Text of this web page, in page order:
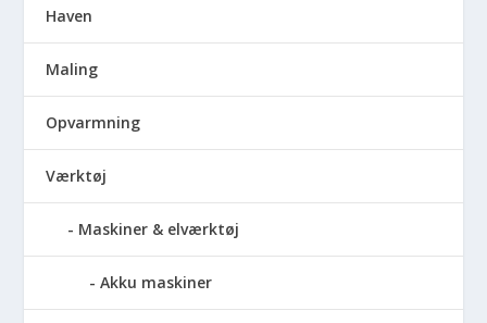
Haven
Maling
Opvarmning
Værktøj
Maskiner & elværktøj
Akku maskiner